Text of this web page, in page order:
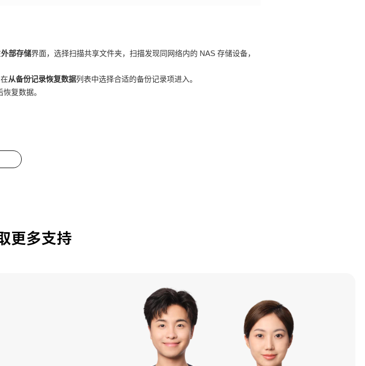
外部存储界面，选择扫描共享文件夹，扫描发现同网络内的 NAS 存储设备，
从备份记录恢复数据列表中选择合适的备份记录项进入。
复数据。
更多支持